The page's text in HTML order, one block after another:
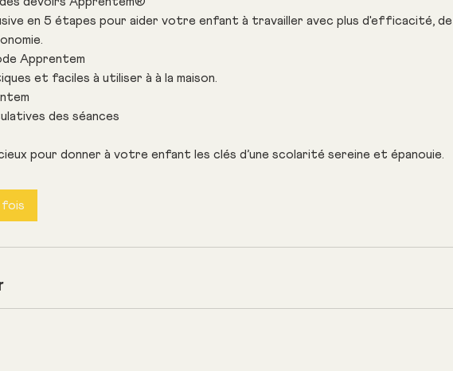
en 5 étapes pour aider votre enfant à travailler avec plus d'efficacité, de
Apprentem
et faciles à utiliser à à la maison.
des séances
pour donner à votre enfant les clés d’une scolarité sereine et épanouie.
fois